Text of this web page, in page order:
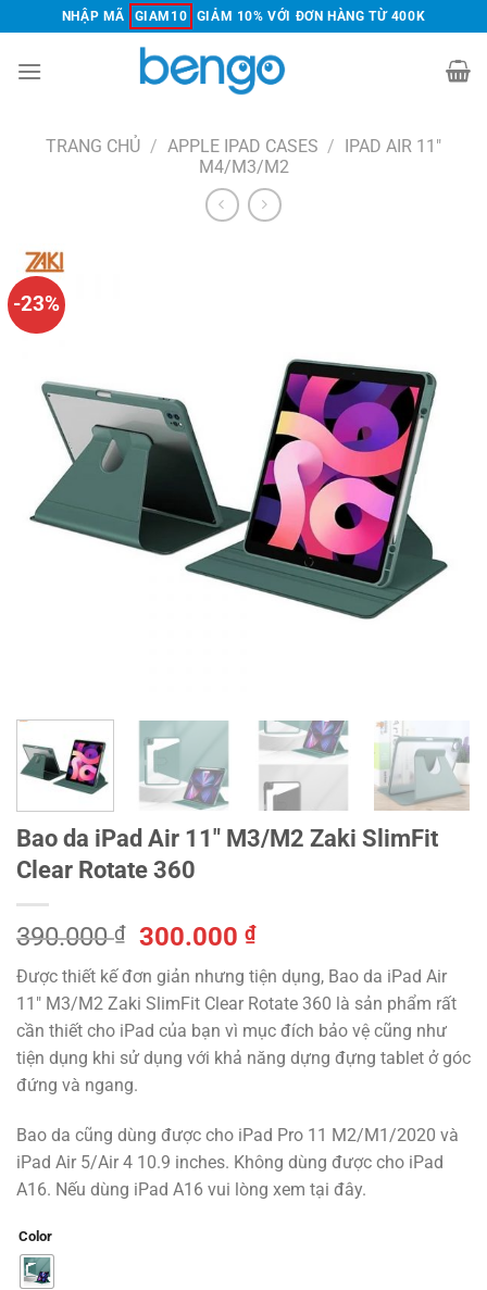
đến
nội
NHẬP MÃ GIAM10 GIẢM 10% VỚI ĐƠN HÀNG TỪ 400K
TRANG CHỦ / APPLE IPAD CASES / IPAD AIR 11"
M4/M3/M2
-23%
Bao da iPad Air 11″ M3/M2 Zaki SlimFit
Clear Rotate 360
390.000₫
Giá
gốc
là:
390.000 ₫.
300.000₫Giá
hiện
tại
là:
300.000 ₫.
Được thiết kế đơn giản nhưng tiện dụng, Bao da iPad Air
11″ M3/M2 Zaki SlimFit Clear Rotate 360 là sản phẩm rất
cần thiết cho iPad của bạn vì mục đích bảo vệ cũng như
tiện dụng khi sử dụng với khả năng dựng đựng tablet ở góc
đứng và ngang.
Bao da cũng dùng được cho iPad Pro 11 M2/M1/2020 và
iPad Air 5/Air 4 10.9 inches. Không dùng được cho iPad
A16. Nếu dùng iPad A16 vui lòng xem tại đây.
Color